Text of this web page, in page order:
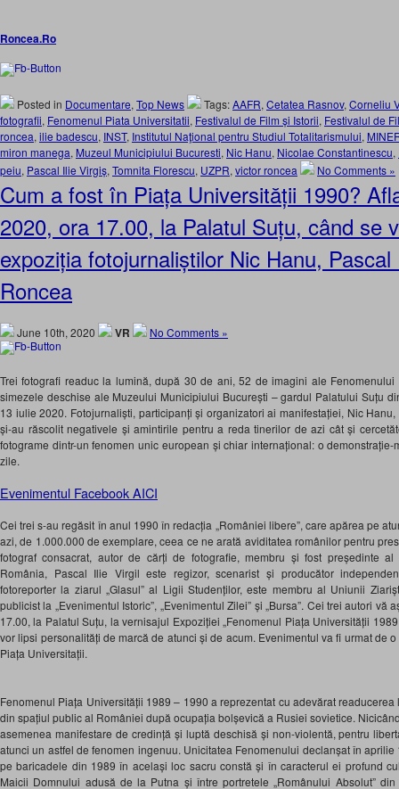
Roncea.Ro
Posted in Documentare, Top News Tags:AAFR, Cetatea Rasnov, Corneliu
fotografii, Fenomenul Piata Universitatii, Festivalul de Film și Istorii, Festivalul de
roncea, ilie badescu, INST, Institutul Naţional pentru Studiul Totalitarismului,
miron manega, Muzeul Municipiului Bucuresti, Nic Hanu, Nicolae Constantinescu,
peiu, Pascal Ilie Virgiș, Tomnita Florescu, UZPR, victor roncea No Comments »
Cum a fost în Piața Universității 1990?
2020, ora 17.00, la Palatul Suțu, când se
expoziția fotojurnaliștilor Nic Hanu,
Roncea
June 10th, 2020 VR No Comments »
Trei fotografi readuc la lumină, după 30 de ani, 52 de imagini ale
simezele deschise ale Muzeului Municipiului București – gardul Palatului Suțu
13 iulie 2020. Fotojurnaliști, participanți și organizatori ai manifestației, Nic
și-au răscolit negativele și amintirile pentru a reda tinerilor de azi cât și
fotograme dintr-un fenomen unic european și chiar internațional: o
zile.
Evenimentul Facebook AICI
Cei trei s-au regăsit în anul 1990 în redacția „României libere”, care apărea pe
azi,de 1.000.000 de exemplare,ceea ce ne arată aviditatea românilor pentru
fotograf consacrat, autor de cărți de fotografie, membru și fost președinte
România, Pascal Ilie Virgil este regizor, scenarist și producător
fotoreporter la ziarul „Glasul” al Ligii Studenților, este membru al Uniunii
publicist la „Evenimentul Istoric”, „Evenimentul Zilei” și „Bursa”. Cei trei autori vă
17.00, la Palatul Suțu, la vernisajul Expoziției „Fenomenul Piața Universității
vor lipsi personalități de marcă de atunci și de acum. Evenimentul va fi urmat de
Piața Universitații.
Fenomenul Piața Universităţii 1989 – 1990 a reprezentat cu adevărat
din spațiul public al României după ocupația bolșevică a Rusiei sovietice.
asemenea manifestare de credință și luptă deschisă și non-violentă, pentru
atunci un astfel de fenomen ingenuu. Unicitatea Fenomenului declanșat în
pe baricadele din 1989 în același loc sacru constă și în caracterul ei profund
Maicii Domnului adusă de la Putna și între portretele „Românului Absolut”